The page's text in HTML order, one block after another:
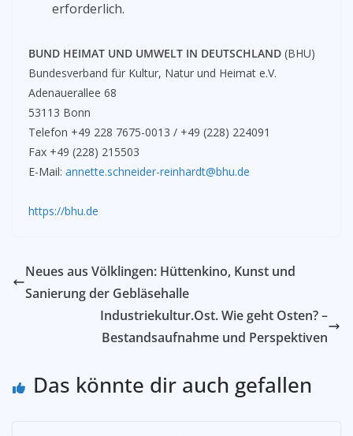
erforderlich.
BUND HEIMAT UND UMWELT IN DEUTSCHLAND (BHU)
Bundesverband für Kultur, Natur und Heimat e.V.
Adenauerallee 68
53113 Bonn
Telefon +49 228 7675-0013 / +49 (228) 224091
Fax +49 (228) 215503
E-Mail: annette.schneider-reinhardt@bhu.de
https://bhu.de
Neues aus Völklingen: Hüttenkino, Kunst und
Sanierung der Gebläsehalle
Industriekultur.Ost. Wie geht Osten? –
Bestandsaufnahme und Perspektiven
Das könnte dir auch gefallen